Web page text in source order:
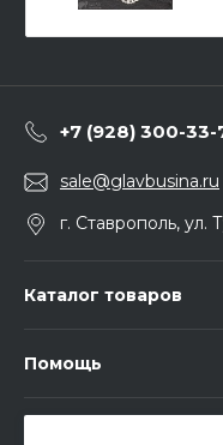
+7 (928) 300-33-
sale@glavbusina.ru
г. Ставрополь, ул.
Каталог товаров
Помощь